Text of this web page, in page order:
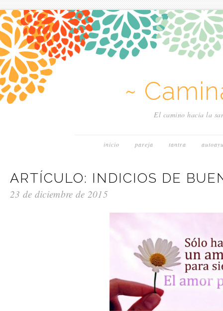
~
El camino hacia la
inicio pareja tantra
ARTÍCULO: INDICIOS DE
23 de diciembre de 2015